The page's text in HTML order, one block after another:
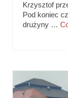
Krzysztof
Pod koniec
drużyny …